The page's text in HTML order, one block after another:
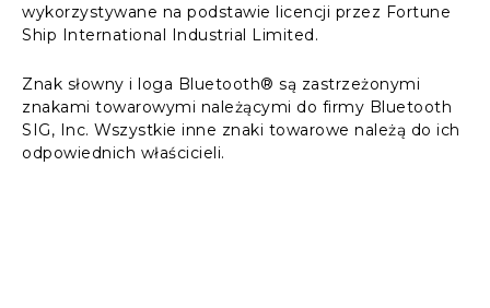
wykorzystywane na podstawie licencji przez Fortune
Ship International Industrial Limited.
Znak słowny i loga Bluetooth® są zastrzeżonymi
znakami towarowymi należącymi do firmy Bluetooth
SIG, Inc. Wszystkie inne znaki towarowe należą do ich
odpowiednich właścicieli.